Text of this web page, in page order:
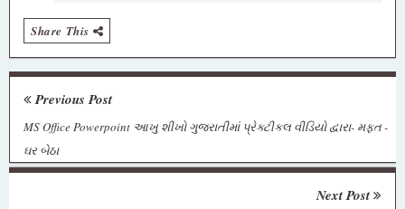
Share This
Previous Post
MS Office Powerpoint આખુ શીખો ગુજરાતીમાં પ્રેક્ટીકલ વીડિયો દ્વારા- મફત -
ઘર બેઠા
Next Post